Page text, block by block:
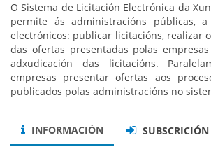
O Sistema de Licitación Electrónica da
permite ás administracións públicas,
electrónicos: publicar licitacións, realizar
das ofertas presentadas polas
adxudicación das licitacións.
empresas presentar ofertas aos
publicados polas administracións no
INFORMACIÓN SUBSCRICIÓN